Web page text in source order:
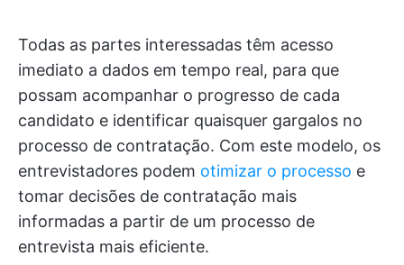
Todas as partes interessadas têm acesso
imediato a dados em tempo real, para que
possam acompanhar o progresso de cada
candidato e identificar quaisquer gargalos no
processo de contratação. Com este modelo, os
entrevistadores podem otimizar o processo e
tomar decisões de contratação mais
informadas a partir de um processo de
entrevista mais eficiente.